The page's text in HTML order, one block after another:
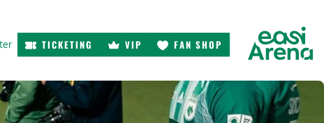
TICKETING VIP FAN SHOP